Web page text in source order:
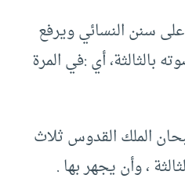
سنن النسائي ويرفع
بالثالثة، أي :في المرة
الملك القدوس ثلاث
، وأن يجهر بها .